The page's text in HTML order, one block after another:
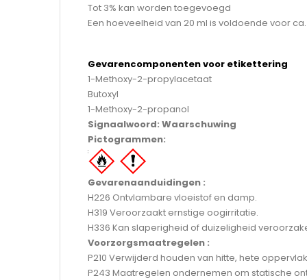
Tot 3% kan worden toegevoegd
Een hoeveelheid van 20 ml is voldoende voor
Gevarencomponenten voor etikettering
1-Methoxy-2-propylacetaat
Butoxyl
1-Methoxy-2-propanol
Signaalwoord: Waarschuwing
Pictogrammen:
Gevarenaanduidingen :
H226 Ontvlambare vloeistof en damp.
H319 Veroorzaakt ernstige oogirritatie.
H336 Kan slaperigheid of duizeligheid
Voorzorgsmaatregelen :
P210 Verwijderd houden van hitte, hete
P243 Maatregelen ondernemen om statische